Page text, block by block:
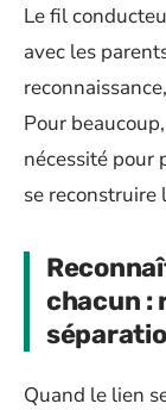
Le fil
avec les
Pour
nécessité pour
se reconstruire
chacun :
Quand le lien